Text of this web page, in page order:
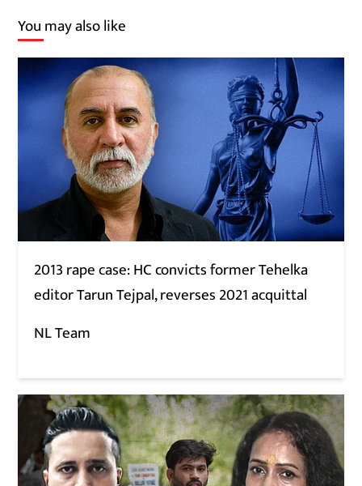
You may also like
2013 rape case: HC convicts former Tehelka
editor Tarun Tejpal, reverses 2021 acquittal
NL Team